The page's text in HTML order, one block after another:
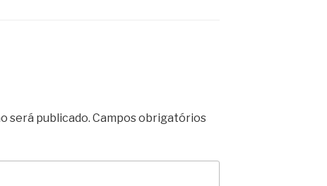
será publicado. Campos obrigatórios